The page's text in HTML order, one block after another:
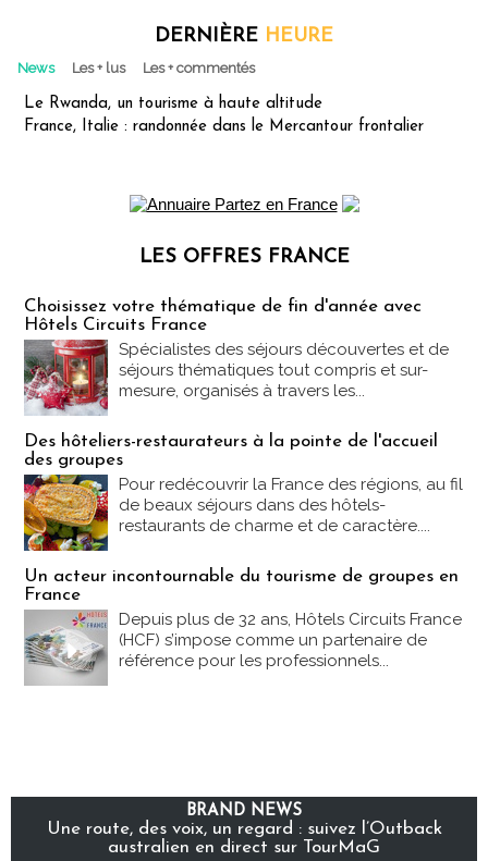
DERNIÈRE HEURE
News Les + lus Les + commentés
Le Rwanda, un tourisme à haute altitude
France, Italie : randonnée dans le Mercantour frontalier
LES OFFRES FRANCE
Choisissez votre thématique de fin d'année avec
Hôtels Circuits France
Spécialistes des séjours découvertes et de
séjours thématiques tout compris et sur-
mesure, organisés à travers les...
Des hôteliers-restaurateurs à la pointe de l'accueil
des groupes
Pour redécouvrir la France des régions, au fil
de beaux séjours dans des hôtels-
restaurants de charme et de caractère....
Un acteur incontournable du tourisme de groupes en
France
Depuis plus de 32 ans, Hôtels Circuits France
(HCF) s’impose comme un partenaire de
référence pour les professionnels...
BRAND NEWS
Une route, des voix, un regard : suivez l’Outback
australien en direct sur TourMaG